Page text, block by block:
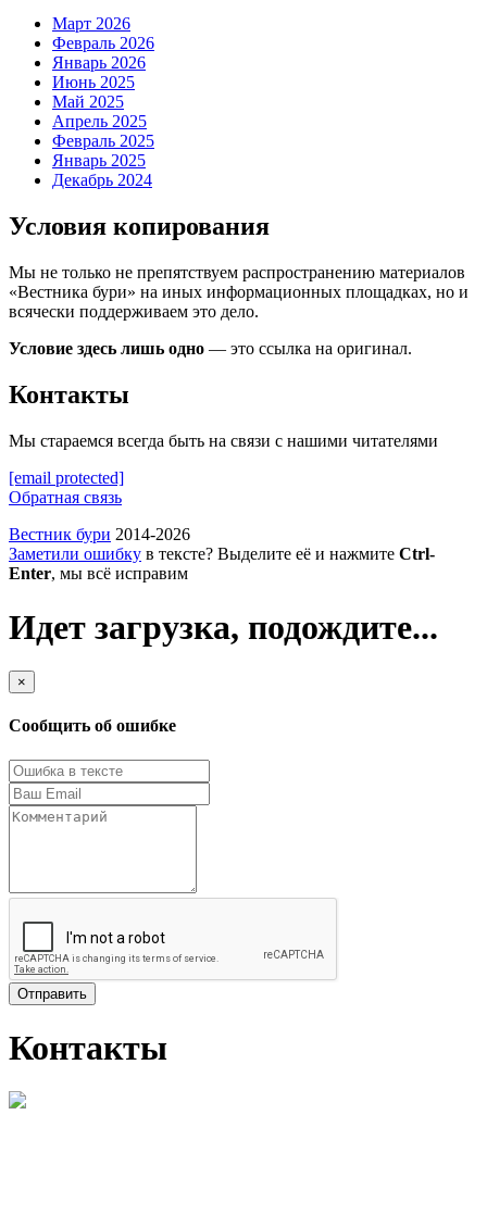
Март 2026
Февраль 2026
Январь 2026
Июнь 2025
Май 2025
Апрель 2025
Февраль 2025
Январь 2025
Декабрь 2024
Условия копирования
Мы не только не препятствуем распространению материалов
«Вестника бури» на иных информационных площадках, но и
всячески поддерживаем это дело.
Условие здесь лишь одно — это ссылка на оригинал.
Контакты
Мы стараемся всегда быть на связи с нашими читателями
[email protected]
Обратная связь
Вестник бури 2014-2026
Заметили ошибку в тексте? Выделите её и нажмите Ctrl-
Enter, мы всё исправим
Идет загрузка, подождите...
×
Сообщить об ошибке
Отправить
Контакты